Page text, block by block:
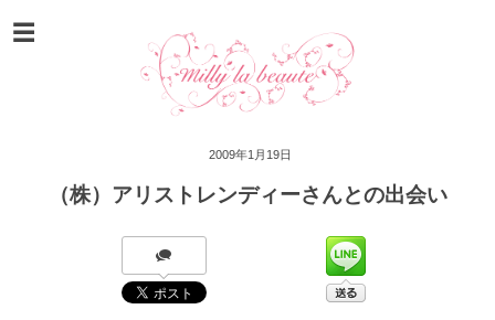
2009年1月19日
（株）アリストレンディーさんとの出会い